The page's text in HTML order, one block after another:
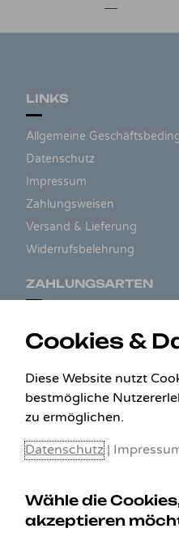
LINKS
Allgemeine
Datenschutz
Impressum
Zahlungsweisen
Versand & Lieferung
Widerrufsbelehrung
ZAHLUNGSARTEN
KONTAKT
Cookies &
Diese Website nutzt
bestmögliche
zu ermöglichen.
Datenschutz |
Wähle die
akzeptieren